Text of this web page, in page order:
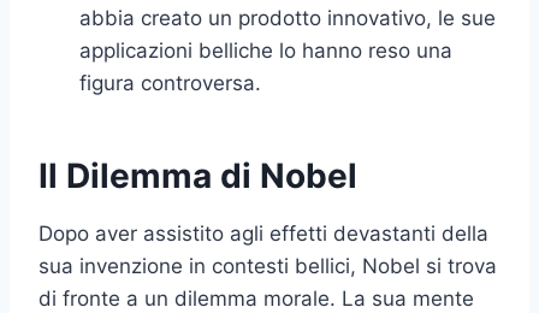
abbia creato un prodotto innovativo, le sue
applicazioni belliche lo hanno reso una
figura controversa.
Il Dilemma di Nobel
Dopo aver assistito agli effetti devastanti della
sua invenzione in contesti bellici, Nobel si trova
di fronte a un dilemma morale. La sua mente